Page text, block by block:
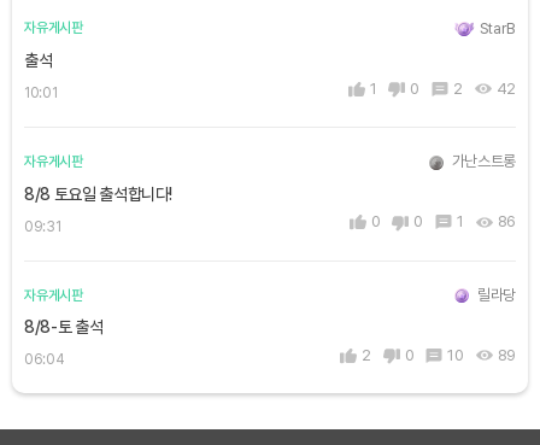
자유게시판 StarB
출석
10:01 1 0 2 42
자유게시판 가난스트롱
8/8 토요일 출석합니다!
09:31 0 0 1 86
자유게시판 릴라당
8/8-토 출석
06:04 2 0 10 89